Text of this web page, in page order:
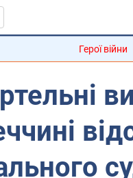
Герої війни